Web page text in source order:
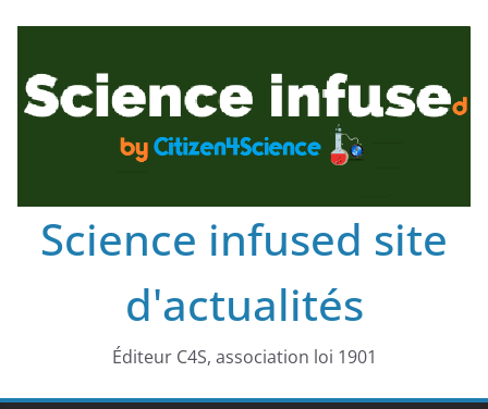
Science infused site
d'actualités
Éditeur C4S, association loi 1901